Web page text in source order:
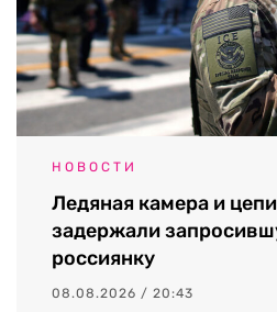
НОВОСТИ
Ледяная камера и
задержали
россиянку
08.08.2026 / 20:43